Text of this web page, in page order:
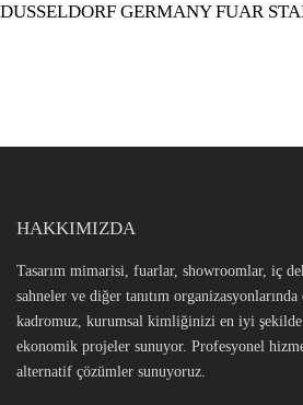
DUSSELDORF GERMANY FUAR
HAKKIMIZDA
Tasarım mimarisi, fuarlar, showroomlar, iç
sahneler ve diğer tanıtım
kadromuz, kurumsal kimliğinizi en iyi şekilde
ekonomik projeler sunuyor. Profesyonel
alternatif çözümler sunuyoruz.